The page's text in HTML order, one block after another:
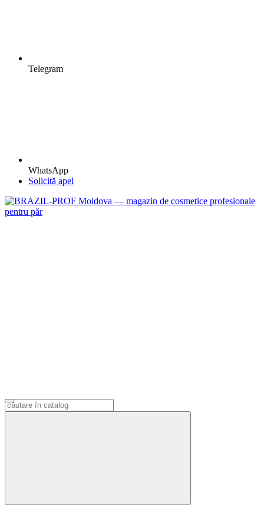
Telegram
WhatsApp
Solicită apel